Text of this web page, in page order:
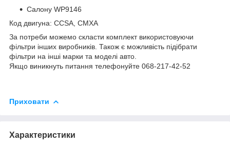
Салону WP9146
Код двигуна: CCSA, CMXA
За потреби можемо скласти комплект використовуючи
фільтри інших виробників. Також є можливість підібрати
фільтри на інші марки та моделі авто.
Якщо виникнуть питання телефонуйте 068-217-42-52
Приховати
Характеристики